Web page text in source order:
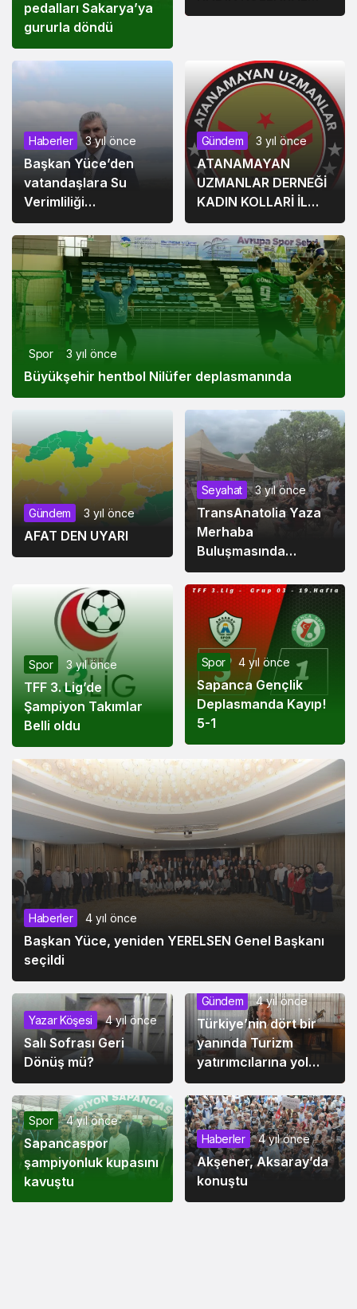
pedalları Sakarya’ya
gururla döndü
BAŞKANLARI
Haberler 3 yıl önce
Başkan Yüce’den
vatandaşlara Su
Verimliliği
Seferberliği çağrısı
Gündem 3 yıl önce
ATANAMAYAN
UZMANLAR DERNEĞİ
KADIN KOLLARİ İL
BAŞKANLARI
AÇIKLAMA YAPTI
Spor 3 yıl önce
Büyükşehir hentbol Nilüfer deplasmanında
Gündem 3 yıl önce
AFAT DEN UYARI
Seyahat 3 yıl önce
TransAnatolia Yaza
Merhaba
Buluşmasında
Yarışçılar Bir Araya
Geldi
Spor 3 yıl önce
TFF 3. Lig’de
Şampiyon Takımlar
Belli oldu
Spor 4 yıl önce
Sapanca Gençlik
Deplasmanda Kayıp!
5-1
Haberler 4 yıl önce
Başkan Yüce, yeniden YERELSEN Genel Başkanı
seçildi
Yazar Köşesi 4 yıl önce
Salı Sofrası Geri
Dönüş mü?
Gündem 4 yıl önce
Türkiye’nin dört bir
yanında Turizm
yatırımcılarına yol
arkadaşlığı yapıyor
Spor 4 yıl önce
Sapancaspor
şampiyonluk kupasını
kavuştu
Haberler 4 yıl önce
Akşener, Aksaray’da
konuştu